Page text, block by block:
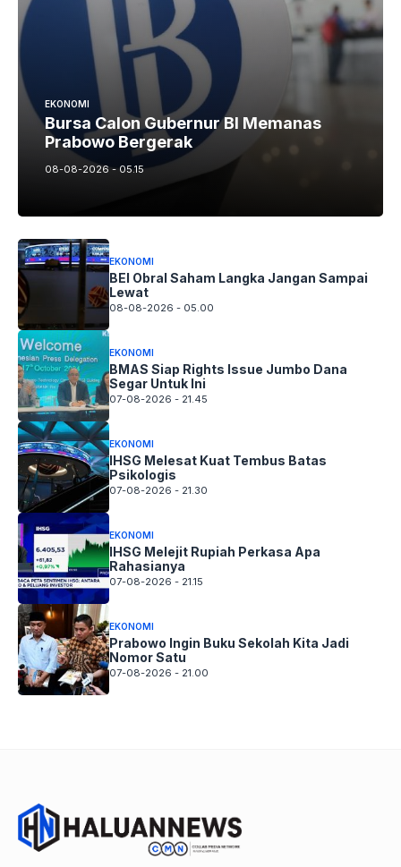
EKONOMI
Bursa Calon Gubernur BI Memanas
Prabowo Bergerak
08-08-2026 - 05.15
EKONOMI
BEI Obral Saham Langka Jangan Sampai
Lewat
08-08-2026 - 05.00
EKONOMI
BMAS Siap Rights Issue Jumbo Dana
Segar Untuk Ini
07-08-2026 - 21.45
EKONOMI
IHSG Melesat Kuat Tembus Batas
Psikologis
07-08-2026 - 21.30
EKONOMI
IHSG Melejit Rupiah Perkasa Apa
Rahasianya
07-08-2026 - 21.15
EKONOMI
Prabowo Ingin Buku Sekolah Kita Jadi
Nomor Satu
07-08-2026 - 21.00